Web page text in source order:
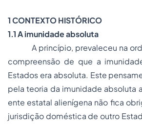
1 CONTEXTO HISTÓRICO
1.1 A imunidade absoluta
A princípio, prevaleceu na
compreensão de que a
Estados era absoluta. Este
pela teoria da imunidade absoluta
ente estatal alienígena não fica
jurisdição doméstica de outro